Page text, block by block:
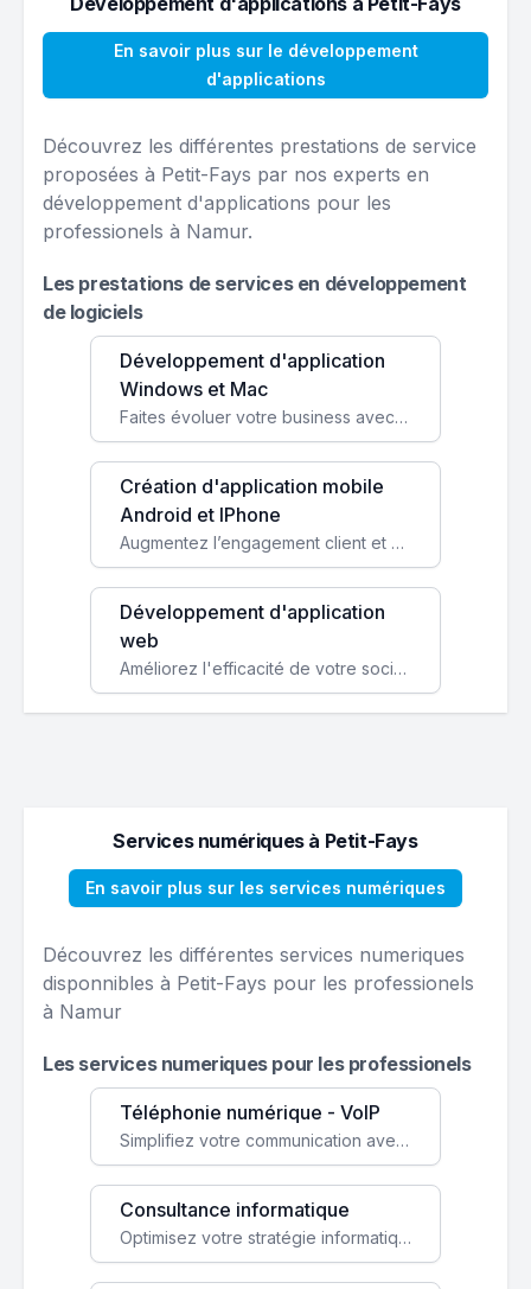
En savoir plus sur le développement
d'applications
Découvrez les différentes prestations de service
proposées à Petit-Fays par nos experts en
développement d'applications pour les
professionels à Namur.
Les prestations de services en développement
de logiciels
Développement d'application
Windows et Mac
Faites évoluer votre business avec des solutions logicielles personnalisées, parfaitement adaptées à vos besoins spécifiques.
Création d'application mobile
Android et IPhone
Augmentez l’engagement client et simplifiez vos processus avec une application mobile sur mesure, disponible sur iOS et Android.
Développement d'application
web
Améliorez l'efficacité de votre société avec une application web personnalisée accessible partout et tout le temps.
Services numériques à Petit-Fays
En savoir plus sur les services numériques
Découvrez les différentes services numeriques
disponnibles à Petit-Fays pour les professionels
à Namur
Les services numeriques pour les professionels
Téléphonie numérique - VoIP
Simplifiez votre communication avec une solution VoIP flexible, économique et adaptée à vos besoins professionnels.
Consultance informatique
Optimisez votre stratégie informatique avec l'expertise de nos consultants pour améliorer votre efficacité et sécurité.